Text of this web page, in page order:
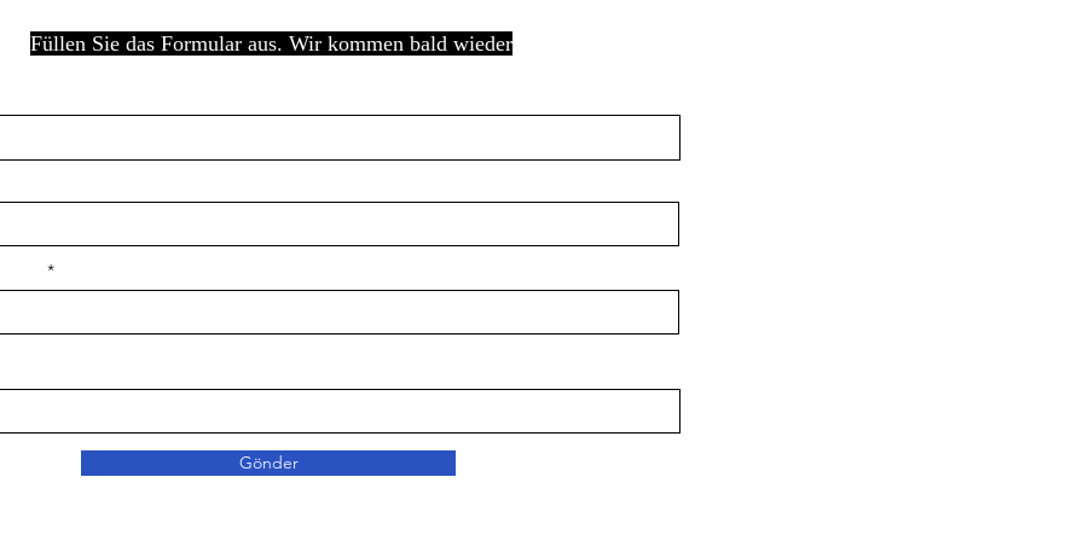
Füllen Sie das Formular aus. Wir kommen bald wieder
Gönder